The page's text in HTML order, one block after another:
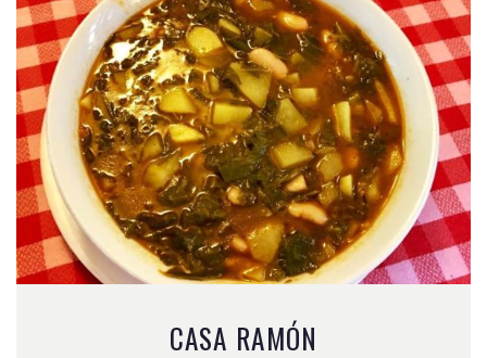
CASA RAMÓN